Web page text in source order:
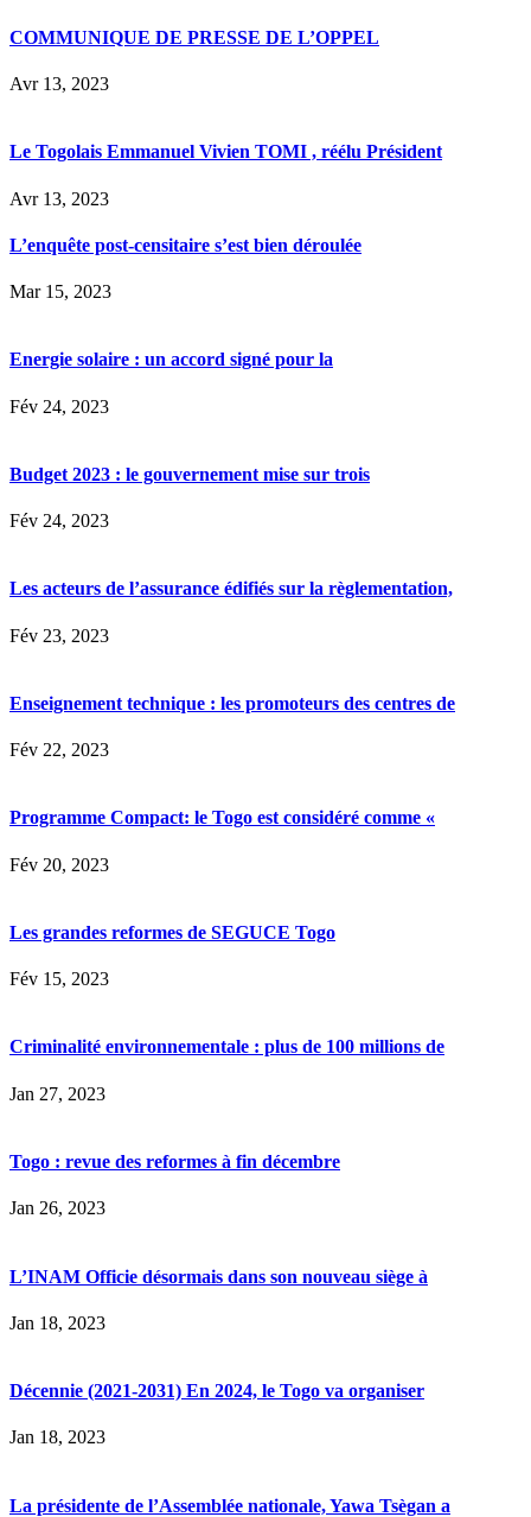
COMMUNIQUE DE PRESSE DE L’OPPEL
Avr 13, 2023
Le Togolais Emmanuel Vivien TOMI , réélu Président
Avr 13, 2023
L’enquête post-censitaire s’est bien déroulée
Mar 15, 2023
Energie solaire : un accord signé pour la
Fév 24, 2023
Budget 2023 : le gouvernement mise sur trois
Fév 24, 2023
Les acteurs de l’assurance édifiés sur la règlementation,
Fév 23, 2023
Enseignement technique : les promoteurs des centres de
Fév 22, 2023
Programme Compact: le Togo est considéré comme «
Fév 20, 2023
Les grandes reformes de SEGUCE Togo
Fév 15, 2023
Criminalité environnementale : plus de 100 millions de
Jan 27, 2023
Togo : revue des reformes à fin décembre
Jan 26, 2023
L’INAM Officie désormais dans son nouveau siège à
Jan 18, 2023
Décennie (2021-2031) En 2024, le Togo va organiser
Jan 18, 2023
La présidente de l’Assemblée nationale, Yawa Tsègan a